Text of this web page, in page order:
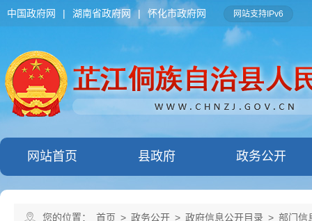
中国政府网 | 湖南省政府网 | 怀化市政府网 网站支持IPv6
网站首页 县政府 政务公开
您的位置： 首页 > 政务公开 > 政府信息公开目录 > 部门信